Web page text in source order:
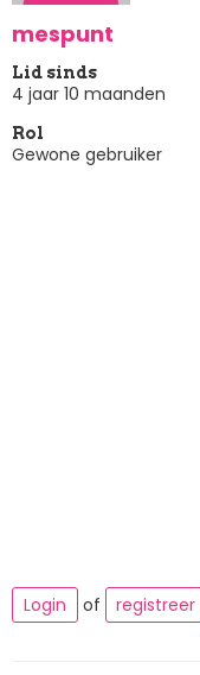
mespunt
Lid sinds
4 jaar 10 maanden
Rol
Gewone gebruiker
Login of registreer